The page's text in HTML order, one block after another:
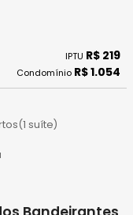
IPTU R$ 219
Condomínio R$ 1.054
(1 suíte)